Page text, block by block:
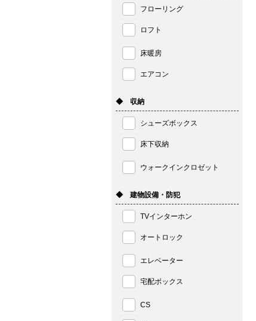
フローリング
ロフト
床暖房
エアコン
◆ 収納
シューズボックス
床下収納
ウォークインクロゼット
◆ 建物設備・防犯
TVインターホン
オートロック
エレベーター
宅配ボックス
CS